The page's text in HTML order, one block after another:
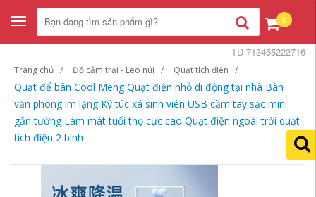
Toggle
navigation
0
Trang chủ Đồ cắm trại - Leo núi Quạt tích điện
Quạt để bàn Cool Meng Quạt điện nhỏ di động tại nhà Bàn
văn phòng im lặng Ký túc xá sinh viên USB cầm tay sạc mini
gắn tường Làm mát tuổi thọ cực cao Quạt điện ngoài trời quạt
tích điện 2 bình
TD-713455222716